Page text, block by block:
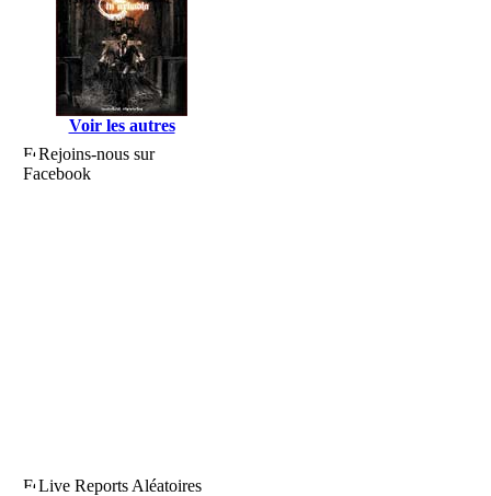
Voir les autres
Rejoins-nous sur
Facebook
Live Reports Aléatoires